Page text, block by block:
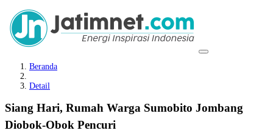
Beranda
Detail
Siang Hari, Rumah Warga Sumobito Jombang
Diobok-Obok Pencuri